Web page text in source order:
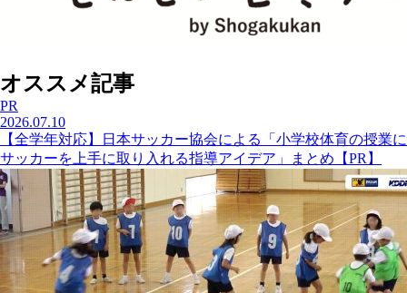
オススメ記事
PR
2026.07.10
【全学年対応】日本サッカー協会による「小学校体育の授業に
サッカーを上手に取り入れる指導アイデア」まとめ【PR】